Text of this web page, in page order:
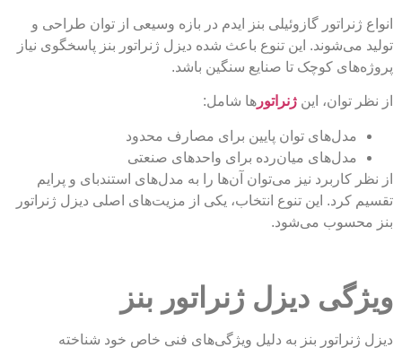
انواع ژنراتور گازوئیلی بنز ایدم در بازه وسیعی از توان طراحی و
تولید می‌شوند. این تنوع باعث شده دیزل ژنراتور بنز پاسخگوی نیاز
پروژه‌های کوچک تا صنایع سنگین باشد.
از نظر توان، این ژنراتور ها شامل:
مدل‌های توان پایین برای مصارف محدود
مدل‌های میان‌رده برای واحدهای صنعتی
از نظر کاربرد نیز می‌توان آن‌ها را به مدل‌های استندبای و پرایم
تقسیم کرد. این تنوع انتخاب، یکی از مزیت‌های اصلی دیزل ژنراتور
بنز محسوب می‌شود.
ویژگی‌ دیزل ژنراتور بنز
دیزل ژنراتور بنز به دلیل ویژگی‌های فنی خاص خود شناخته